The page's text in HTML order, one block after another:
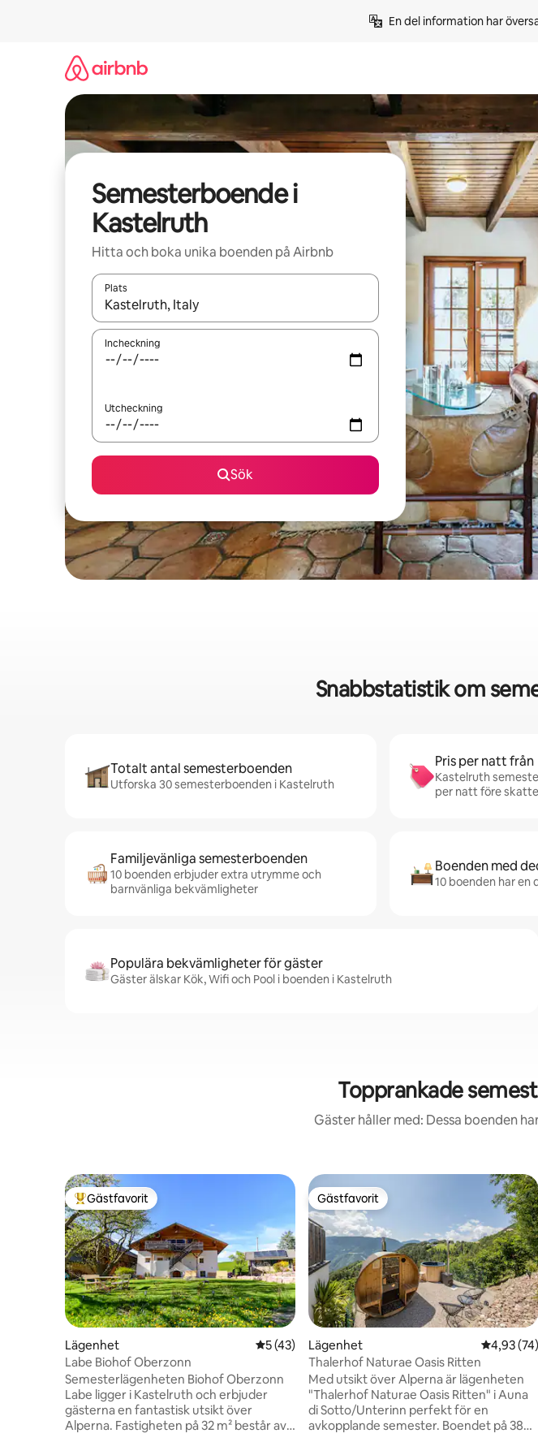
En del information har
Semesterboende i
Kastelruth
Hitta och boka unika boenden på Airbnb
Plats
När resultaten är tillgängliga kan du navigera med upp- och nedåtpilarna eller
Incheckning
Utcheckning
Sök
Snabbstatistik om
Totalt antal semesterboenden
Utforska 30 semesterboenden i Kastelruth
Pris per natt från
Kastelruth
per natt före
Familjevänliga semesterboenden
10 boenden erbjuder extra utrymme och
barnvänliga bekvämligheter
Boenden med
10 boenden har
Populära bekvämligheter för gäster
Gäster älskar Kök, Wifi och Pool i boenden i Kastelruth
Topprankade
Gäster håller med: Dessa boenden
Populär gästfavorit
Gästfavorit
Lägenhet 5 av 5 i genomsnittligt betyg, 43 omdömen
5 (43)
Labe Biohof Oberzonn
Semesterlägenheten Biohof Oberzonn
Labe ligger i Kastelruth och erbjuder
gästerna en fantastisk utsikt över
Alperna. Fastigheten på 32 m² består av
Gästfavorit
Gästfavorit
Lägenhet 4,93 av 5
4,93 (74)
Thalerhof Naturae Oasis Ritten
Med utsikt över Alperna är lägenheten
"Thalerhof Naturae Oasis Ritten" i Auna
di Sotto/Unterinn perfekt för en
avkopplande semester. Boendet på 38